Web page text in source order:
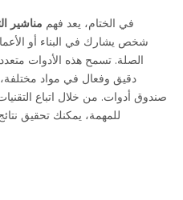
في الختام، يعد فهم مناشير
شخص يشارك في البناء أو
الصلة. تسمح هذه الأدوات
دقيق وفعال في مواد
صندوق أدوات. من خلال اتباع التقنيات
للمهمة، يمكنك تحقيق